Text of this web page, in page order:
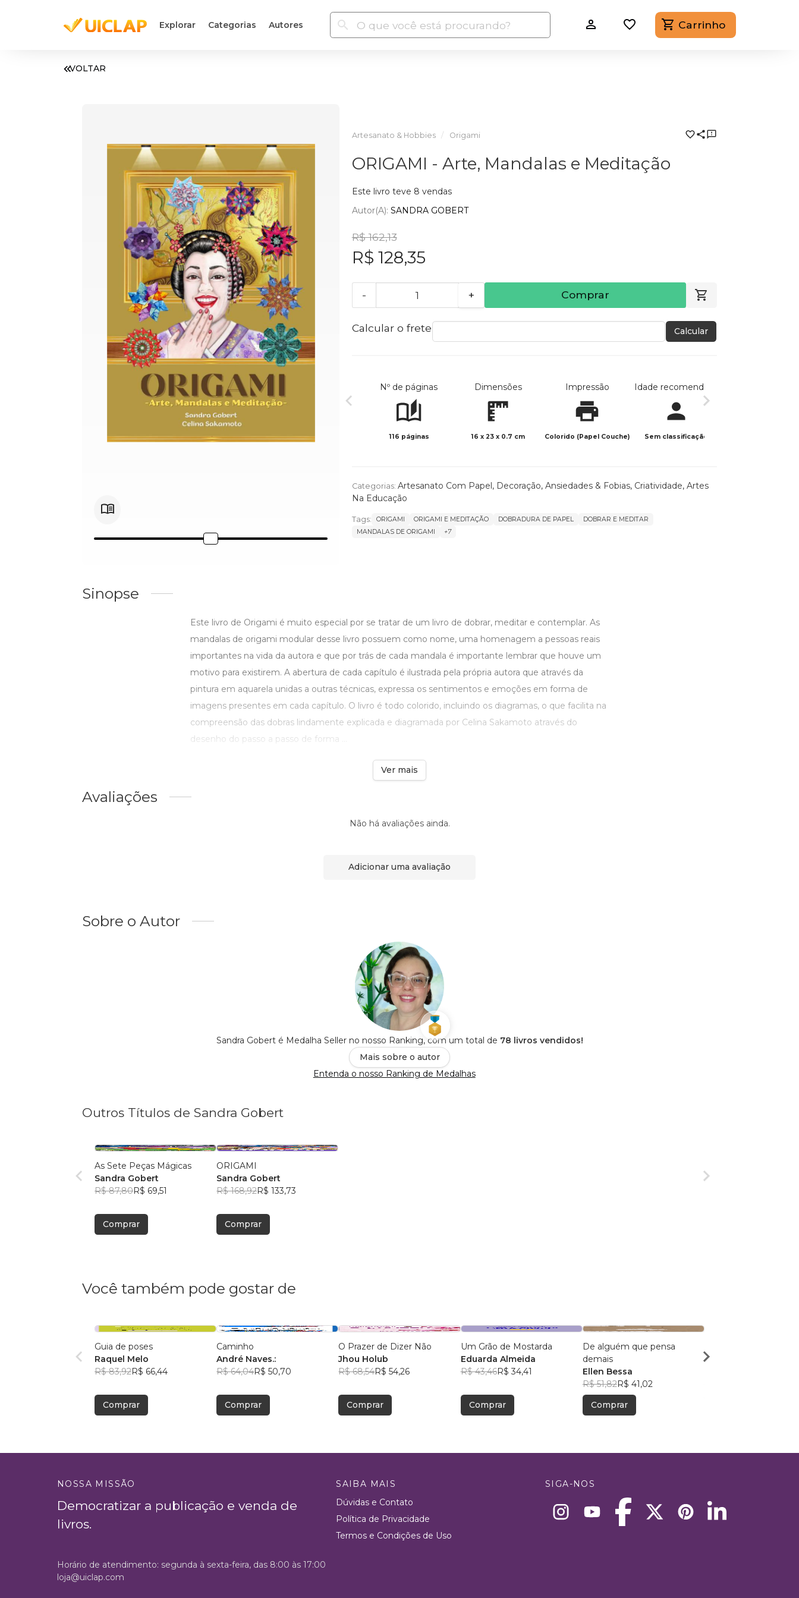
Explorar Categorias Autores Carrinho
VOLTAR
Artesanato & Hobbies Origami
ORIGAMI - Arte, Mandalas e Meditação
Este livro teve 8 vendas
Autor(a): SANDRA GOBERT
R$ 162,13
R$ 128,35
- + Comprar
Calcular o frete Calcular
Nº de páginas
116 páginas
Dimensões
16 x 23 x 0.7 cm
Impressão
Colorido (Papel Couche)
Idade recomendada
Sem classificação
Categorias: Artesanato Com Papel, Decoração, Ansiedades & Fobias, Criatividade, Artes
Na Educação
Tags: ORIGAMI ORIGAMI E MEDITAÇÃO DOBRADURA DE PAPEL
DOBRAR E MEDITAR
MANDALAS DE ORIGAMI
+7
Sinopse
Este livro de Origami é muito especial por se tratar de um livro de dobrar, meditar e contemplar. As
mandalas de origami modular desse livro possuem como nome, uma homenagem a pessoas reais
importantes na vida da autora e que por trás de cada mandala é importante lembrar que houve um
motivo para existirem. A abertura de cada capítulo é ilustrada pela própria autora que através da
pintura em aquarela unidas a outras técnicas, expressa os sentimentos e emoções em forma de
imagens presentes em cada capítulo. O livro é todo colorido, incluindo os diagramas, o que facilita na
compreensão das dobras lindamente explicada e diagramada por Celina Sakamoto através do
desenho do passo a passo de forma ...
Ver mais
Avaliações
Não há avaliações ainda.
Adicionar uma avaliação
Sobre o Autor
Sandra Gobert é Medalha Seller no nosso Ranking, com um total de 78 livros vendidos!
Mais sobre o autor
Entenda o nosso Ranking de Medalhas
Outros Títulos de Sandra Gobert
As Sete Peças Mágicas
Sandra Gobert
R$ 87,80R$ 69,51
Comprar
ORIGAMI
Sandra Gobert
R$ 168,92R$ 133,73
Comprar
Você também pode gostar de
Guia de poses
Raquel Melo
R$ 83,92R$ 66,44
Comprar
Caminho
André Naves.:
R$ 64,04R$ 50,70
Comprar
O Prazer de Dizer Não
Jhou Holub
R$ 68,54R$ 54,26
Comprar
Um Grão de Mostarda
Eduarda Almeida
R$ 43,46R$ 34,41
Comprar
De alguém que pensa
demais
Ellen Bessa
R$ 51,82R$ 41,02
Comprar
Improvisação
NOSSA MISSÃO
Democratizar a publicação e venda de
livros.
SAIBA MAIS
Dúvidas e Contato
Política de Privacidade
Termos e Condições de Uso
SIGA-NOS
Horário de atendimento: segunda à sexta-feira, das 8:00 às 17:00
loja@uiclap.com